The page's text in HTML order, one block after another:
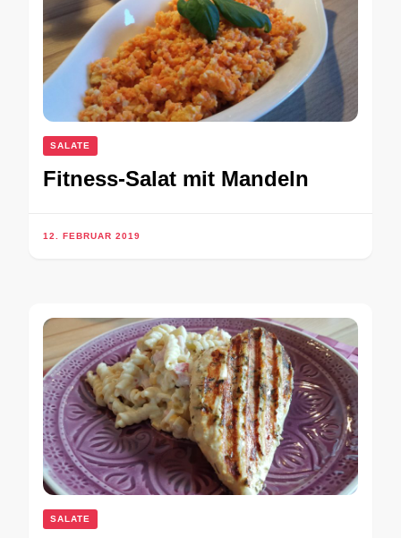
SALATE
Fitness-Salat mit Mandeln
12. FEBRUAR 2019
SALATE